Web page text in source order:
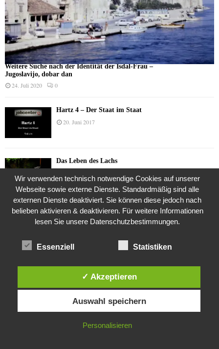
Weitere Suche nach der Identität der Isdal-Frau –
Jugoslavijo, dobar dan
24. Juli 2020 0
Hartz 4 – Der Staat im Staat
20. Juni 2017
Das Leben des Lachs
Die Geschichte der Kubushäuser
9. Juli 2018
24. November 2015
Die Brexit-Lüge (1/8 Teil)
3. November 2019
Diese Website verwendet Cookies. Durch die weitere Nutzung dieser
Website stimmst du der Verwendung von Cookies zu.
IN ORDNUNG
Wir verwenden technisch notwendige Cookies auf unserer
Webseite sowie externe Dienste. Standardmäßig sind alle
externen Dienste deaktiviert. Sie können diese jedoch nach
belieben aktivieren & deaktivieren. Für weitere Informationen
lesen Sie unsere Datenschutzbestimmungen.
Essenziell Statistiken
✓ Akzeptieren
Auswahl speichern
Personalisieren